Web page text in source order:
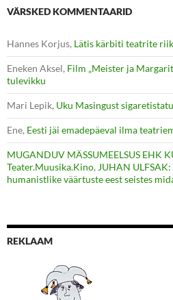
VÄRSKED KOMMENTAARID
Hannes Korjus, Lätis kärbiti teatrite
Eneken Aksel, Film „Meister ja
tulevikku
Mari Lepik, Uku Masingust
Ene, Eesti jäi emadepäeval ilma
MUGANDUV MÄSSUMEELSUS EHK
Teater.Muusika.Kino, JUHAN
humanistlike väärtuste eest seistes
REKLAAM